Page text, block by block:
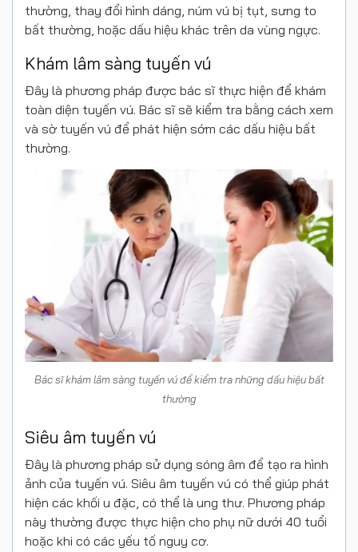
thường, thay đổi hình dáng, núm vú bị tụt, sưng to
bất thường, hoặc dấu hiệu khác trên da vùng ngực.
Khám lâm sàng tuyến vú
Đây là phương pháp được bác sĩ thực hiện để khám
toàn diện tuyến vú. Bác sĩ sẽ kiểm tra bằng cách xem
và sờ tuyến vú để phát hiện sớm các dấu hiệu bất
thường.
Bác sĩ khám lâm sàng tuyến vú để kiểm tra những dấu hiệu bất
thường
Siêu âm tuyến vú
Đây là phương pháp sử dụng sóng âm để tạo ra hình
ảnh của tuyến vú. Siêu âm tuyến vú có thể giúp phát
hiện các khối u đặc, có thể là ung thư. Phương pháp
này thường được thực hiện cho phụ nữ dưới 40 tuổi
hoặc khi có các yếu tố nguy cơ.